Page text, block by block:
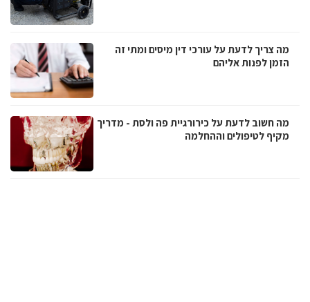
מה צריך לדעת על עורכי דין מיסים ומתי זה
הזמן לפנות אליהם
מה חשוב לדעת על כירורגיית פה ולסת - מדריך
מקיף לטיפולים וההחלמה